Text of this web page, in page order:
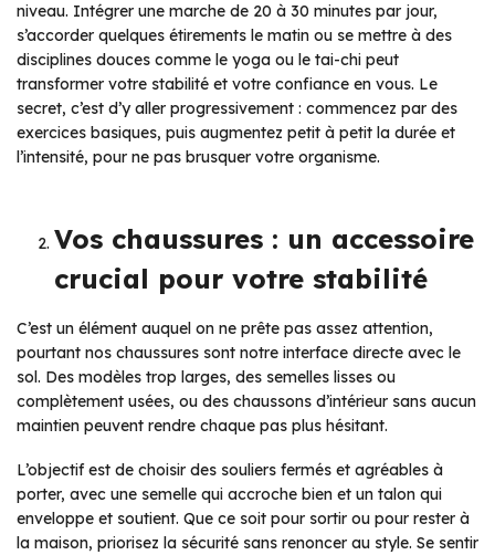
niveau. Intégrer une marche de 20 à 30 minutes par jour,
s’accorder quelques étirements le matin ou se mettre à des
disciplines douces comme le yoga ou le tai-chi peut
transformer votre stabilité et votre confiance en vous. Le
secret, c’est d’y aller progressivement : commencez par des
exercices basiques, puis augmentez petit à petit la durée et
l’intensité, pour ne pas brusquer votre organisme.
Vos chaussures : un accessoire
crucial pour votre stabilité
C’est un élément auquel on ne prête pas assez attention,
pourtant nos chaussures sont notre interface directe avec le
sol. Des modèles trop larges, des semelles lisses ou
complètement usées, ou des chaussons d’intérieur sans aucun
maintien peuvent rendre chaque pas plus hésitant.
L’objectif est de choisir des souliers fermés et agréables à
porter, avec une semelle qui accroche bien et un talon qui
enveloppe et soutient. Que ce soit pour sortir ou pour rester à
la maison, priorisez la sécurité sans renoncer au style. Se sentir